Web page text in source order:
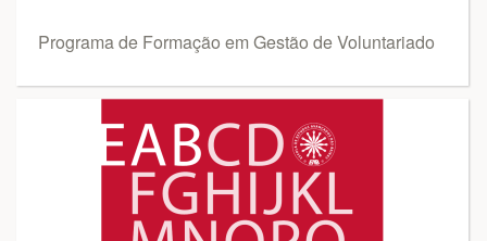
Programa de Formação em Gestão de Voluntariado